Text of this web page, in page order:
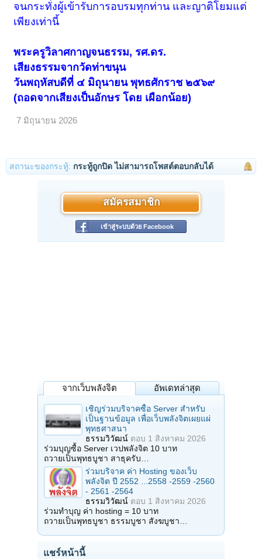
จนกระทั่งผู้เข้ารับการอบรมทุกท่าน และญาติโยมแต่
เพียงเท่านี้
พระครูวิลาศกาญจนธรรม, รศ.ดร.
เสียงธรรมจากวัดท่าขนุน
วันพฤหัสบดีที่ ๔ มิถุนายน พุทธศักราช ๒๕๖๙
(ถอดจากเสียงเป็นอักษร โดย เผือกน้อย)
7 มิถุนายน 2026
สถานะของกระทู้: กระทู้ถูกปิด ไม่สามารถโพสต์ตอบกลับได้
สมัครสมาชิก
เข้าสู่ระบบด้วย Facebook
จากเว็บพลังจิต อัพเดทล่าสุด
เชิญร่วมบริจาคซื้อ Server สำหรับ
เป็นฐานข้อมูล เพื่อเว็บพลังจิตเผยแผ่
พุทธศาสนา
ธรรมวิวัฒน์ ตอบ 1 สิงหาคม 2026
ร่วมบุญซื้อ Server เวปพลังจิต 10 บาท
ถวายเป็นพุทธบูชา สาธุครับ…
ร่วมบริจาค ค่า Hosting ของเว็บ
พลังจิต ปี 2552 ...2558 -2559 -2560
- 2561 -2564
ธรรมวิวัฒน์ ตอบ 1 สิงหาคม 2026
ร่วมทำบุญ ค่า hosting = 10 บาท
ถวายเป็นพุทธบูชา ธรรมบูชา สังฆบูชา…
แชร์หน้านี้